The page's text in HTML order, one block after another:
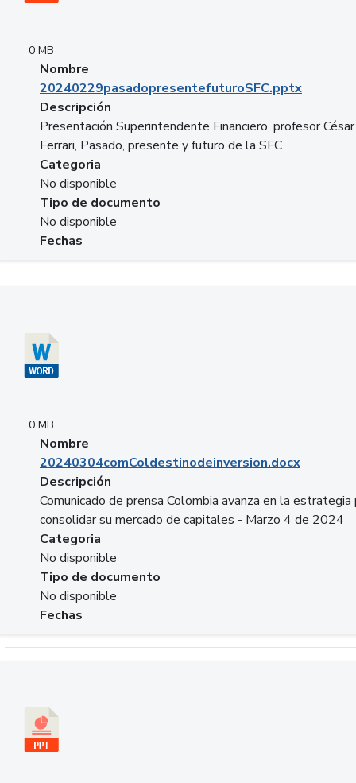
0 MB
Nombre
20240229pasadopresentefuturoSFC.pptx
Descripción
Presentación Superintendente Financiero, profesor César
Ferrari, Pasado, presente y futuro de la SFC
Categoria
No disponible
Tipo de documento
No disponible
Fechas
0 MB
Nombre
20240304comColdestinodeinversion.docx
Descripción
Comunicado de prensa Colombia avanza en la estrategia
consolidar su mercado de capitales - Marzo 4 de 2024
Categoria
No disponible
Tipo de documento
No disponible
Fechas